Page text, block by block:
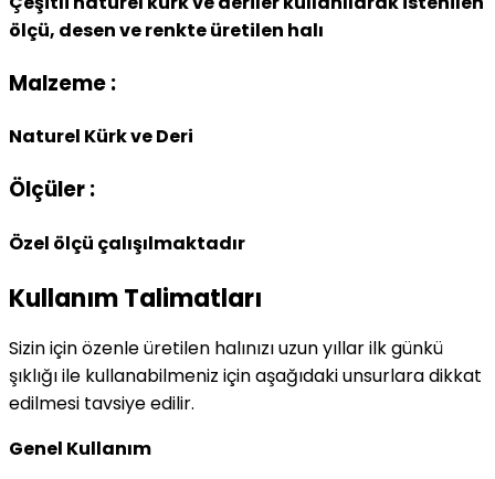
ölçü, desen ve renkte üretilen halı
Malzeme :
Naturel Kürk ve Deri
Ölçüler :
Özel ölçü çalışılmaktadır
Kullanım Talimatları
Sizin için özenle üretilen halınızı uzun yıllar ilk günkü
şıklığı ile kullanabilmeniz için aşağıdaki unsurlara dikkat
edilmesi tavsiye edilir.
Genel Kullanım